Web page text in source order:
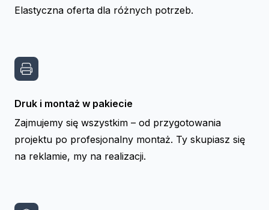
Elastyczna oferta dla różnych potrzeb.
Druk i montaż w pakiecie
Zajmujemy się wszystkim – od przygotowania
projektu po profesjonalny montaż. Ty skupiasz się
na reklamie, my na realizacji.